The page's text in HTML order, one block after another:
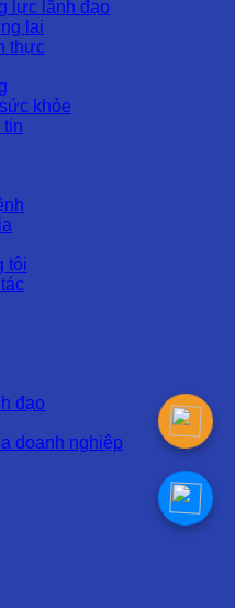
lực lãnh đạo
lai
thực
khỏe
tin
tôi
đạo
doanh nghiệp